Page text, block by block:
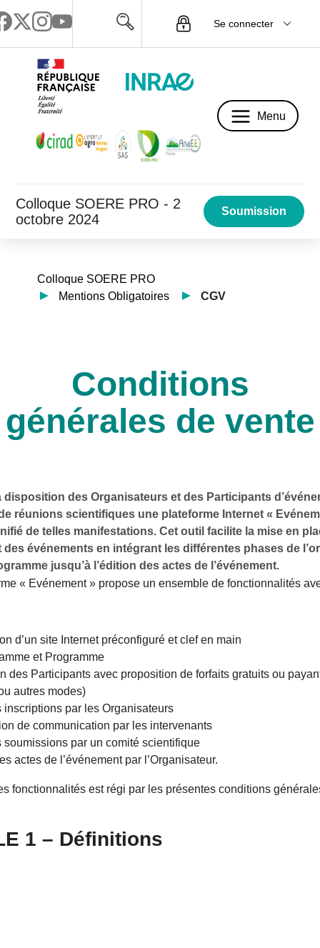
Se connecter
Menu
Colloque SOERE PRO - 2
octobre 2024
Soumission
Colloque SOERE PRO
Mentions Obligatoires
CGV
Conditions
générales de vente
disposition des Organisateurs et des Participants
réunions scientifiques une plateforme Internet «
de telles manifestations. Cet outil facilite la mise en
des événements en intégrant les différentes phases de
jusqu’à l’édition des actes de l’événement.
« Evénement » propose un ensemble de fonctionnalités
d’un site Internet préconfiguré et clef en main
et Programme
des Participants avec proposition de forfaits gratuits ou
autres modes)
inscriptions par les Organisateurs
de communication par les intervenants
soumissions par un comité scientifique
actes de l’événement par l’Organisateur.
fonctionnalités est régi par les présentes conditions
1 – Définitions